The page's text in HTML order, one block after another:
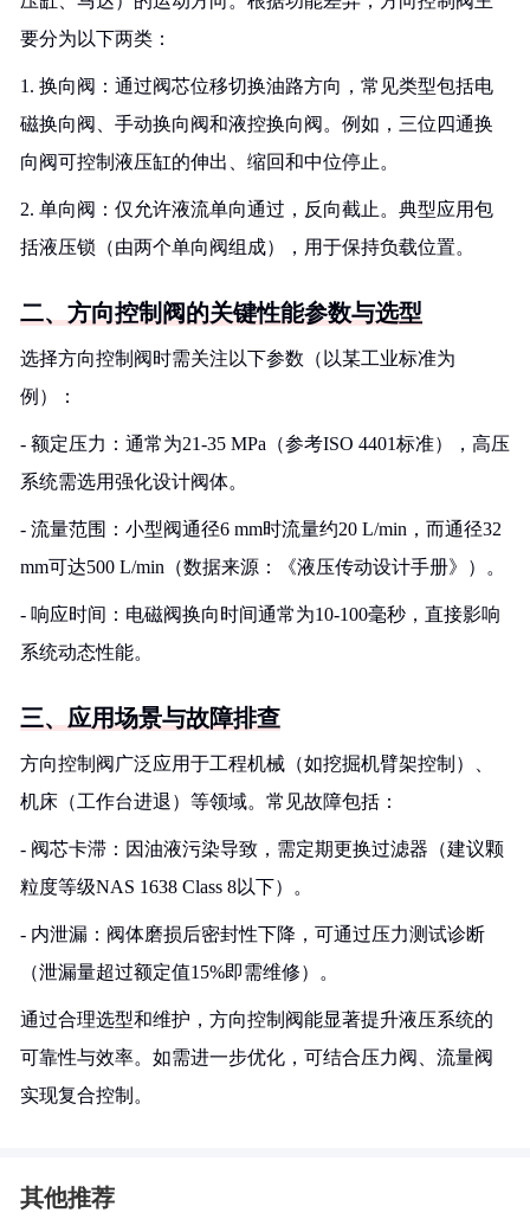
要分为以下两类：
1. 换向阀：通过阀芯位移切换油路方向，常见类型包括电
磁换向阀、手动换向阀和液控换向阀。例如，三位四通换
向阀可控制液压缸的伸出、缩回和中位停止。
2. 单向阀：仅允许液流单向通过，反向截止。典型应用包
括液压锁（由两个单向阀组成），用于保持负载位置。
二、方向控制阀的关键性能参数与选型
选择方向控制阀时需关注以下参数（以某工业标准为
例）：
- 额定压力：通常为21-35 MPa（参考ISO 4401标准），高压
系统需选用强化设计阀体。
- 流量范围：小型阀通径6 mm时流量约20 L/min，而通径32
mm可达500 L/min（数据来源：《液压传动设计手册》）。
- 响应时间：电磁阀换向时间通常为10-100毫秒，直接影响
系统动态性能。
三、应用场景与故障排查
方向控制阀广泛应用于工程机械（如挖掘机臂架控制）、
机床（工作台进退）等领域。常见故障包括：
- 阀芯卡滞：因油液污染导致，需定期更换过滤器（建议颗
粒度等级NAS 1638 Class 8以下）。
- 内泄漏：阀体磨损后密封性下降，可通过压力测试诊断
（泄漏量超过额定值15%即需维修）。
通过合理选型和维护，方向控制阀能显著提升液压系统的
可靠性与效率。如需进一步优化，可结合压力阀、流量阀
实现复合控制。
其他推荐